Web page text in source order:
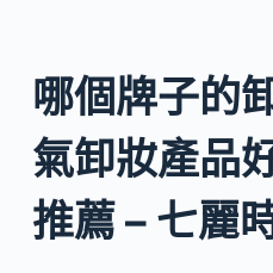
哪個牌子的
氣卸妝產品
推薦 – 七麗